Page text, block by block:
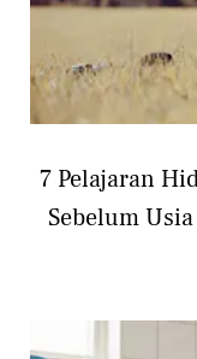
7 Pelajaran
Sebelum